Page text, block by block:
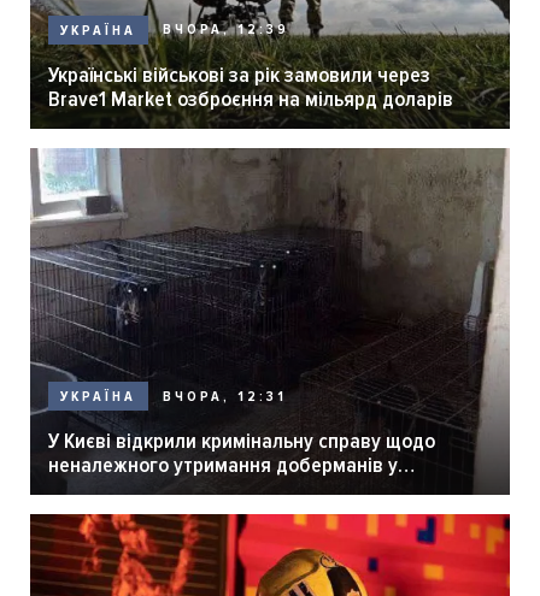
УКРАЇНА ВЧОРА, 12:39
Українські військові за рік замовили через
Brave1 Market озброєння на мільярд доларів
УКРАЇНА ВЧОРА, 12:31
У Києві відкрили кримінальну справу щодо
неналежного утримання доберманів у
розпліднику